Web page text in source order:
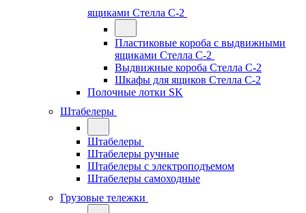
ящиками Стелла С-2
Пластиковые короба с выдвижными
ящиками Стелла С-2
Выдвижные короба Стелла С-2
Шкафы для ящиков Стелла С-2
Полочные лотки SK
Штабелеры
Штабелеры
Штабелеры ручные
Штабелеры с электроподъемом
Штабелеры самоходные
Грузовые тележки